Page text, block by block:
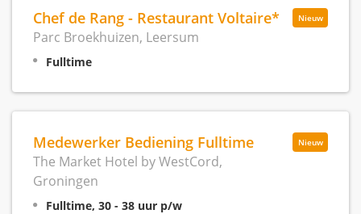
Nieuw
Chef de Rang - Restaurant Voltaire*
Parc Broekhuizen, Leersum
Fulltime
Nieuw
Medewerker Bediening Fulltime
The Market Hotel by WestCord,
Groningen
Fulltime, 30 - 38 uur p/w